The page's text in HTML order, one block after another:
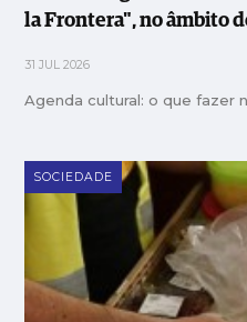
la Frontera", no âmbito
31 JUL 2026
Agenda cultural: o que fazer
SOCIEDADE